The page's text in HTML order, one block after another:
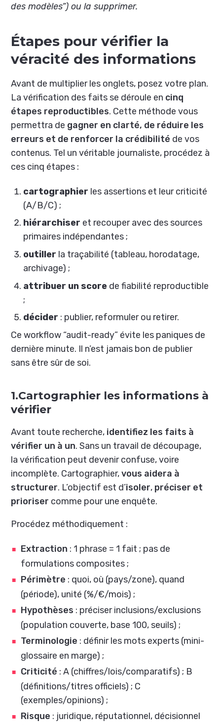
des modèles”) ou la supprimer.
Étapes pour vérifier la
véracité des informations
Avant de multiplier les onglets, posez votre plan.
La vérification des faits se déroule en cinq
étapes reproductibles. Cette méthode vous
permettra de gagner en clarté, de réduire les
erreurs et de renforcer la crédibilité de vos
contenus. Tel un véritable journaliste, procédez à
ces cinq étapes :
cartographier les assertions et leur criticité
(A/B/C) ;
hiérarchiser et recouper avec des sources
primaires indépendantes ;
outiller la traçabilité (tableau, horodatage,
archivage) ;
attribuer un score de fiabilité reproductible
;
décider : publier, reformuler ou retirer.
Ce workflow “audit-ready” évite les paniques de
dernière minute. Il n’est jamais bon de publier
sans être sûr de soi.
1.Cartographier les informations à
vérifier
Avant toute recherche, identifiez les faits à
vérifier un à un. Sans un travail de découpage,
la vérification peut devenir confuse, voire
incomplète. Cartographier,vous aidera à
structurer. L’objectif est d’isoler, préciser et
prioriser comme pour une enquête.
Procédez méthodiquement :
Extraction : 1 phrase = 1 fait ; pas de
formulations composites ;
Périmètre : quoi, où (pays/zone), quand
(période), unité (%/€/mois) ;
Hypothèses : préciser inclusions/exclusions
(population couverte, base 100, seuils) ;
Terminologie : définir les mots experts (mini-
glossaire en marge) ;
Criticité : A (chiffres/lois/comparatifs) ; B
(définitions/titres officiels) ; C
(exemples/opinions) ;
Risque : juridique, réputationnel, décisionnel